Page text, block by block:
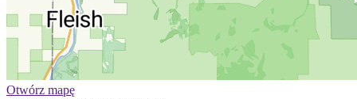
Otwórz mapę